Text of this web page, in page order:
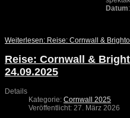
Datum
Weiterlesen: Reise: Cornwall &
Reise: Cornwall &
24.09.2025
Details
Kategorie: Cornwall 2025
Veröffentlicht: 27. März 2026